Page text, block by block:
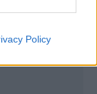
Policy
Πέμπτη